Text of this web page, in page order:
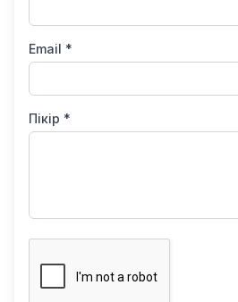
Email *
Пікір *